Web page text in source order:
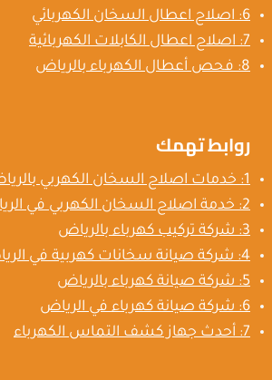
6: اصلاح اعطال السخان الكهربائي
7: اصلاح اعطال الكابلات الكهربائية
8: فحص أعطال الكهرباء بالرياض
روابط تهمك
1: خدمات اصلاح السخان الكهربي بالرياض
2: خدمة اصلاح السخان الكهربي في الرياض
3: شركة تركيب كهرباء بالرياض
4: شركة صيانة سخانات كهربية في الرياض
5: شركة صيانة كهرباء بالرياض
6: شركة صيانة كهرباء في الرياض
7: أحدث جهاز كشف التماس الكهرباء